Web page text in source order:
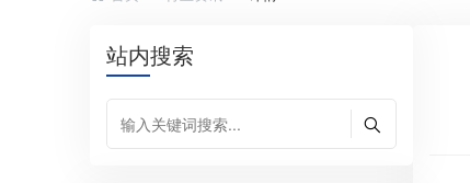
站内搜索